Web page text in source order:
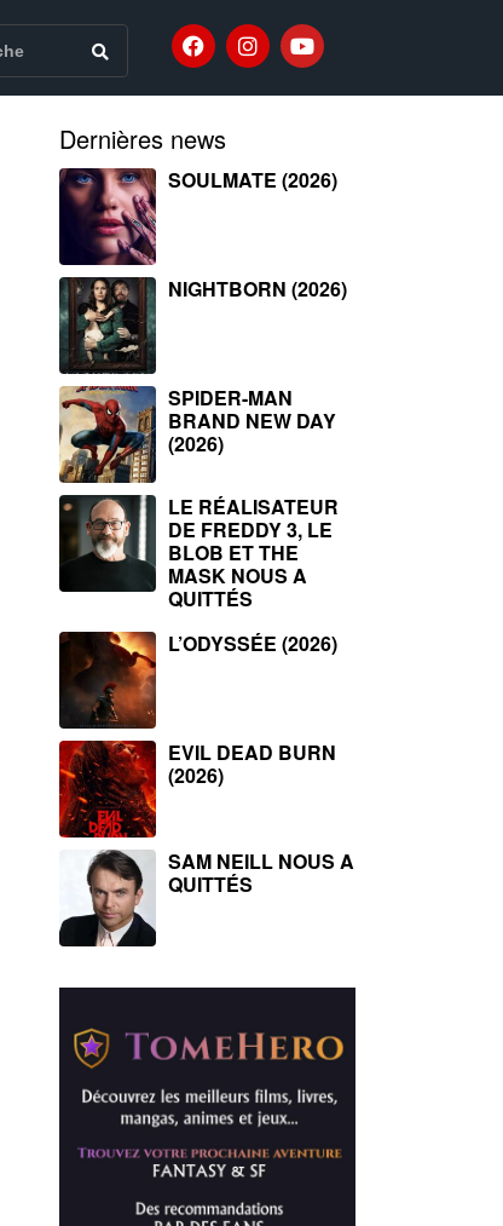
Dernières news
SOULMATE (2026)
NIGHTBORN (2026)
SPIDER-MAN
BRAND NEW DAY
(2026)
LE RÉALISATEUR
DE FREDDY 3, LE
BLOB ET THE
MASK NOUS A
QUITTÉS
L’ODYSSÉE (2026)
EVIL DEAD BURN
(2026)
SAM NEILL NOUS A
QUITTÉS